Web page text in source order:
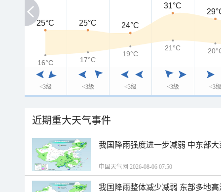
<3级 <3级 <3级 <3级 <3级
25°C
25°C 25°C 24°C
31°C
16°C
16°C 17°C
19°C
21°C
近期重大天气事件
我国降雨强度进一步减弱 中东部
中国天气网 2026-08-06 07:50
我国降雨整体减少减弱 东部多地